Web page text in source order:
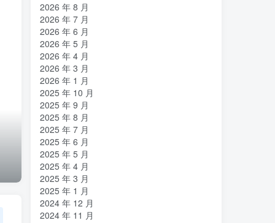
2026 年 8 月
2026 年 7 月
2026 年 6 月
2026 年 5 月
2026 年 4 月
2026 年 3 月
2026 年 1 月
2025 年 10 月
2025 年 9 月
2025 年 8 月
2025 年 7 月
2025 年 6 月
2025 年 5 月
2025 年 4 月
2025 年 3 月
2025 年 1 月
2024 年 12 月
2024 年 11 月